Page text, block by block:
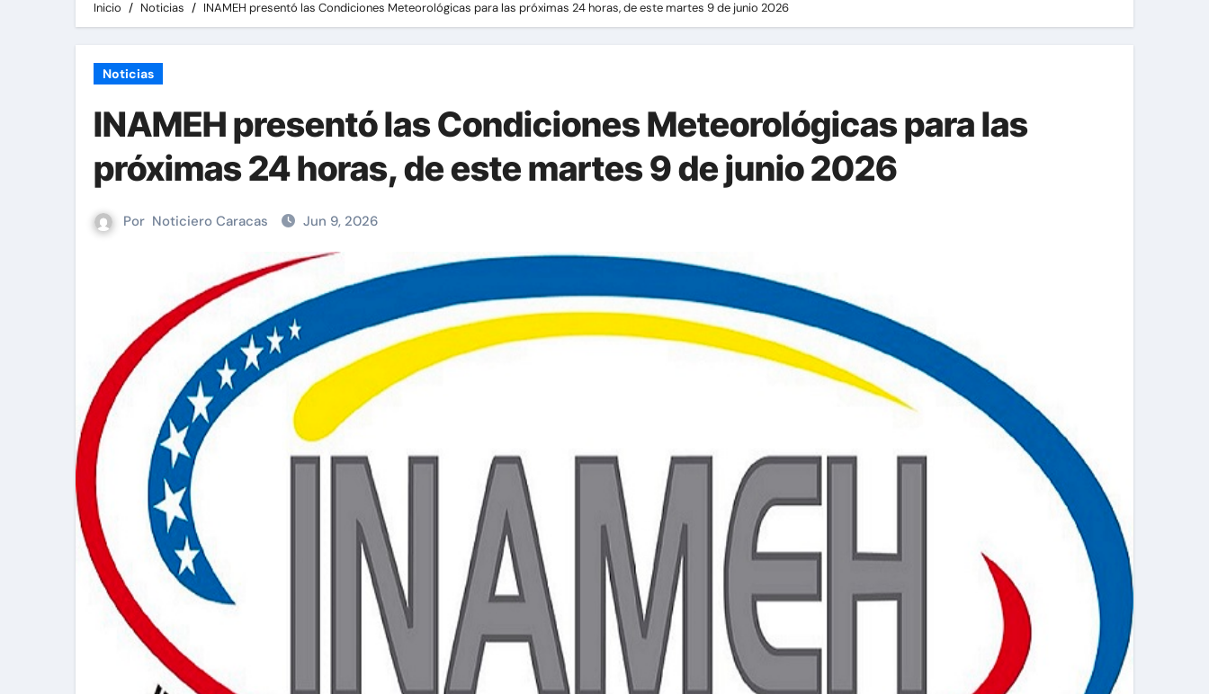
Inicio Noticias INAMEH presentó las Condiciones Meteorológicas para las próximas 24 horas, de este martes 9 de junio 2026
Noticias
INAMEH presentó las Condiciones Meteorológicas para las
próximas 24 horas, de este martes 9 de junio 2026
Por Noticiero Caracas Jun 9, 2026